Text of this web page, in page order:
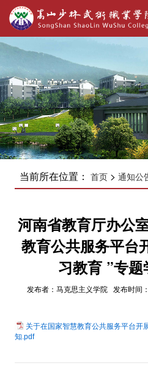
当前所在位置： 首页> 通知公
河南省教育厅办公
教育公共服务平台
习教育 ”专
发布者：马克思主义学院 发布时
关于在国家智慧教育公共服务平台开
知.pdf